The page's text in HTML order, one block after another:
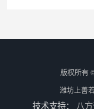
版权所有
潍坊上善
技术支持： 八